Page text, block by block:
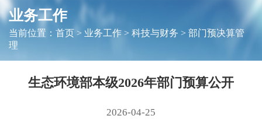
业务工作
当前位置： 首页> 业务工作> 科技与财务 > 部门预决算管
理
生态环境部本级2026年部门预算公开
2026-04-25